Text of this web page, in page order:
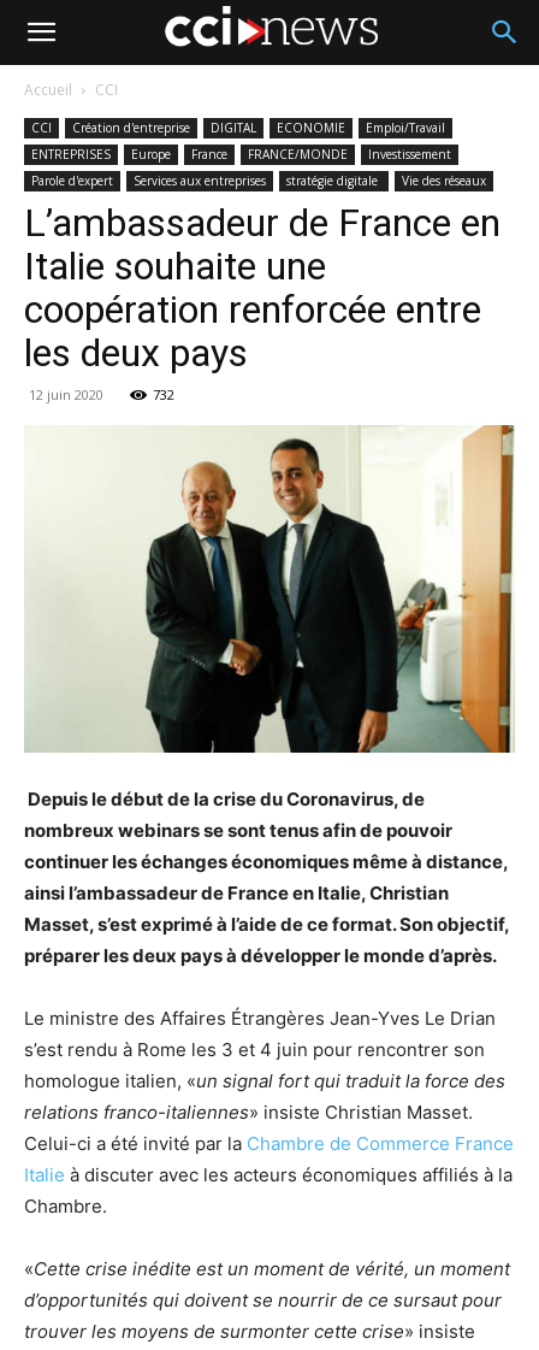
Accueil CCI
CCI Création d'entreprise DIGITAL ECONOMIE
Emploi/Travail
ENTREPRISES
Europe France FRANCE/MONDE
Investissement
Parole d'expert
Services aux entreprises stratégie digitale Vie des réseaux
L’ambassadeur de France en
Italie souhaite une
coopération renforcée entre
les deux pays
12 juin 2020 732
Depuis le début de la crise du Coronavirus, de
nombreux webinars se sont tenus afin de pouvoir
continuer les échanges économiques même à distance,
ainsi l’ambassadeur de France en Italie, Christian
Masset, s’est exprimé à l’aide de ce format. Son objectif,
préparer les deux pays à développer le monde d’après.
Le ministre des Affaires Étrangères Jean-Yves Le Drian
s’est rendu à Rome les 3 et 4 juin pour rencontrer son
homologue italien, «un signal fort qui traduit la force des
relations franco-italiennes» insiste Christian Masset.
Celui-ci a été invité par la Chambre de Commerce France
Italie à discuter avec les acteurs économiques affiliés à la
Chambre.
«Cette crise inédite est un moment de vérité, un moment
d’opportunités qui doivent se nourrir de ce sursaut pour
trouver les moyens de surmonter cette crise» insiste